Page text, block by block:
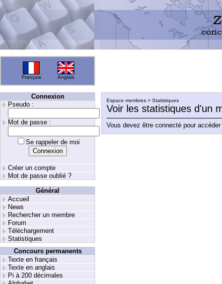
Français Anglais
Connexion
Pseudo :
Mot de passe :
Se rappeler de moi
Créer un compte
Mot de passe oublié ?
Général
Accueil
News
Rechercher un membre
Forum
Téléchargement
Statistiques
Concours permanents
Texte en français
Texte en anglais
Pi à 200 décimales
Espace membres > Statistiques
Voir les statistiques d'un
Vous devez être connecté pour